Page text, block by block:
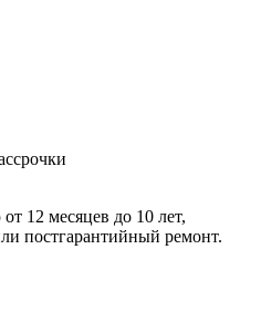
12 месяцев до 10 лет,
постгарантийный ремонт.